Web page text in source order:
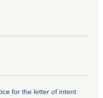
for the letter of intent